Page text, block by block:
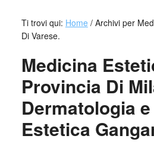
Ti trovi qui: Home /Archivi per
Di Varese.
Medicina
Provincia Di
Dermatologia
Estetica